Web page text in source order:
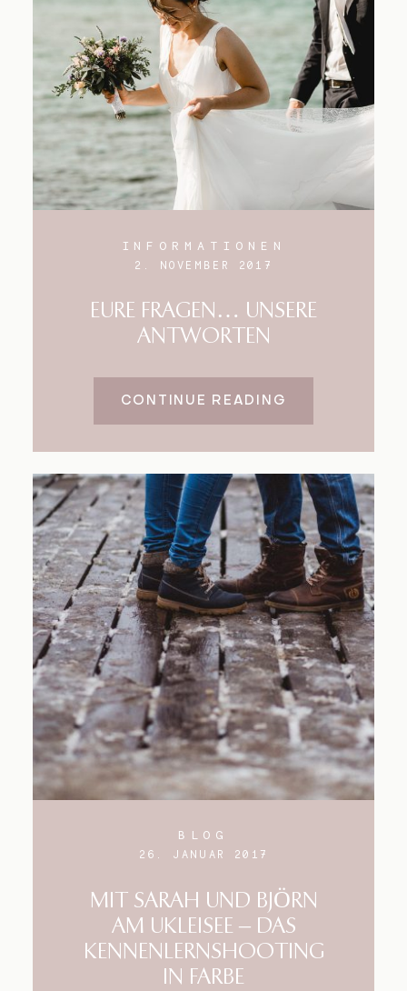
INFORMATIONEN
2. NOVEMBER 2017
EURE FRAGEN… UNSERE
ANTWORTEN
CONTINUE READING
BLOG
26. JANUAR 2017
MIT SARAH UND BJÖRN
AM UKLEISEE – DAS
KENNENLERNSHOOTING
IN FARBE
Blog
Impressum